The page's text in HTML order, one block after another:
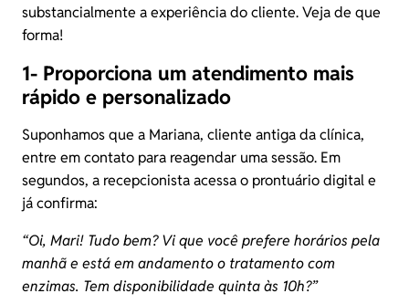
substancialmente a experiência do cliente. Veja de que
forma!
1- Proporciona um atendimento mais
rápido e personalizado
Suponhamos que a Mariana, cliente antiga da clínica,
entre em contato para reagendar uma sessão. Em
segundos, a recepcionista acessa o prontuário digital e
já confirma:
“Oi, Mari! Tudo bem? Vi que você prefere horários pela
manhã e está em andamento o tratamento com
enzimas. Tem disponibilidade quinta às 10h?”